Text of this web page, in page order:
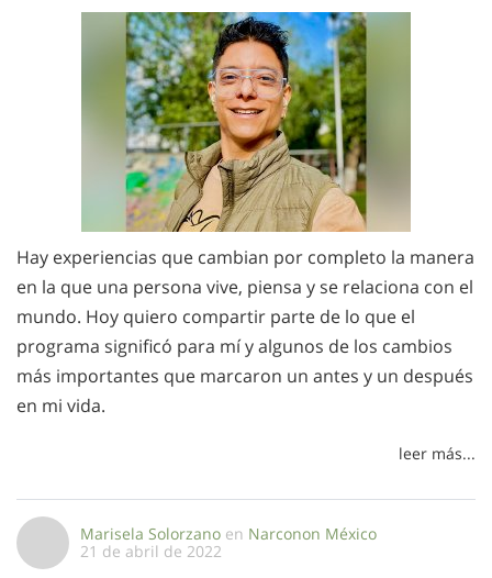
Hay experiencias que cambian por completo la manera
en la que una persona vive, piensa y se relaciona con el
mundo. Hoy quiero compartir parte de lo que el
programa significó para mí y algunos de los cambios
más importantes que marcaron un antes y un después
en mi vida.
leer más...
Marisela Solorzano en Narconon México
21 de abril de 2022